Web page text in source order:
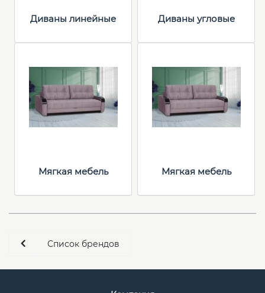
Диваны линейные Диваны угловые
Мягкая мебель Мягкая мебель
Список брендов